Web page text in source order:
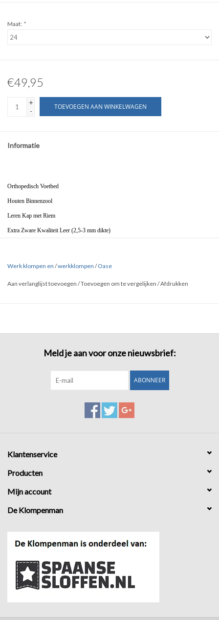
Maat: *
€49,95
+
-
TOEVOEGEN AAN WINKELWAGEN
Informatie
Orthopedisch Voetbed
Houten Binnenzool
Leren Kap met Riem
Extra Zware Kwaliteit Leer (2,5-3 mm dikte)
Werk klompen en /werkklompen /Oase
Aan verlanglijst toevoegen /Toevoegen om te vergelijken /Afdrukken
Meld je aan voor onze nieuwsbrief:
ABONNEER
Klantenservice
Producten
Mijn account
De Klompenman